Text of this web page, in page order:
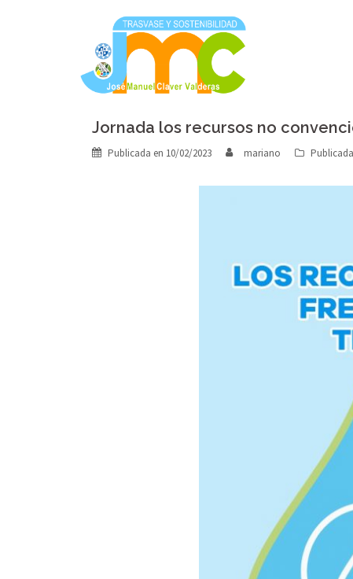
Jornada los recursos no
Publicada en 10/02/2023 mariano